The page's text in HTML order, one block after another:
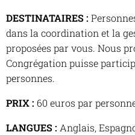
DESTINATAIRES :
dans la coordination et la
proposées par vous. Nous
Congrégation puisse
personnes.
PRIX : 60 euros par
LANGUES : Anglais,